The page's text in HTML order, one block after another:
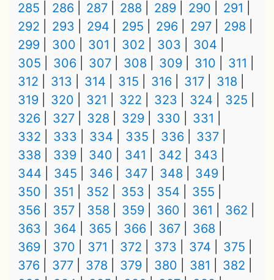
285
286 287 288 289 290
291
292
293 294 295 296 297
298
299
300 301 302 303
304
305
306 307 308 309 310
311
312
313 314 315 316 317
318
319
320 321 322 323 324
325
326
327 328 329 330
331
332
333 334 335 336
337
338
339 340 341 342
343
344
345 346 347 348
349
350
351 352 353 354
355
356
357 358 359 360 361
362
363
364 365 366 367
368
369
370 371 372 373 374
375
376
377 378 379 380 381
382